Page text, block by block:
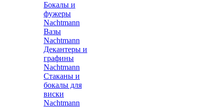
Бокалы и
фужеры
Nachtmann
Вазы
Nachtmann
Декантеры и
графины
Nachtmann
Стаканы и
бокалы для
виски
Nachtmann